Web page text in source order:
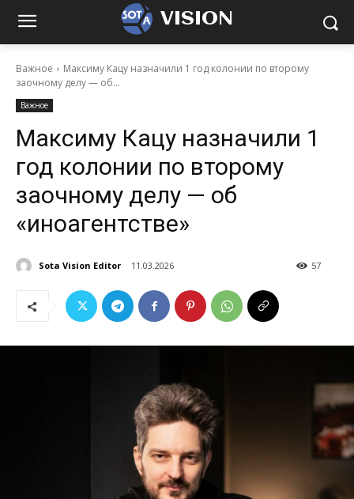
VISION
Важное
Максиму Кацу назначили 1 год колонии по второму
заочному делу — об...
Важное
Максиму Кацу назначили 1
год колонии по второму
заочному делу — об
«иноагентстве»
Sota Vision Editor 11.03.2026 57